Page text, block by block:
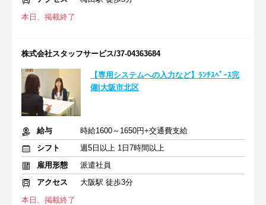
本日、掲載終了
株式会社スタッフサービス/37-04363684
【専用システムへの入力など】ﾗﾝﾁｽﾍﾟｰｽ完
備|大阪市北区
給与
時給1600～1650円+交通費支給
シフト
週5日以上 1日7時間以上
雇用形態
派遣社員
アクセス
大阪駅 徒歩3分
本日、掲載終了